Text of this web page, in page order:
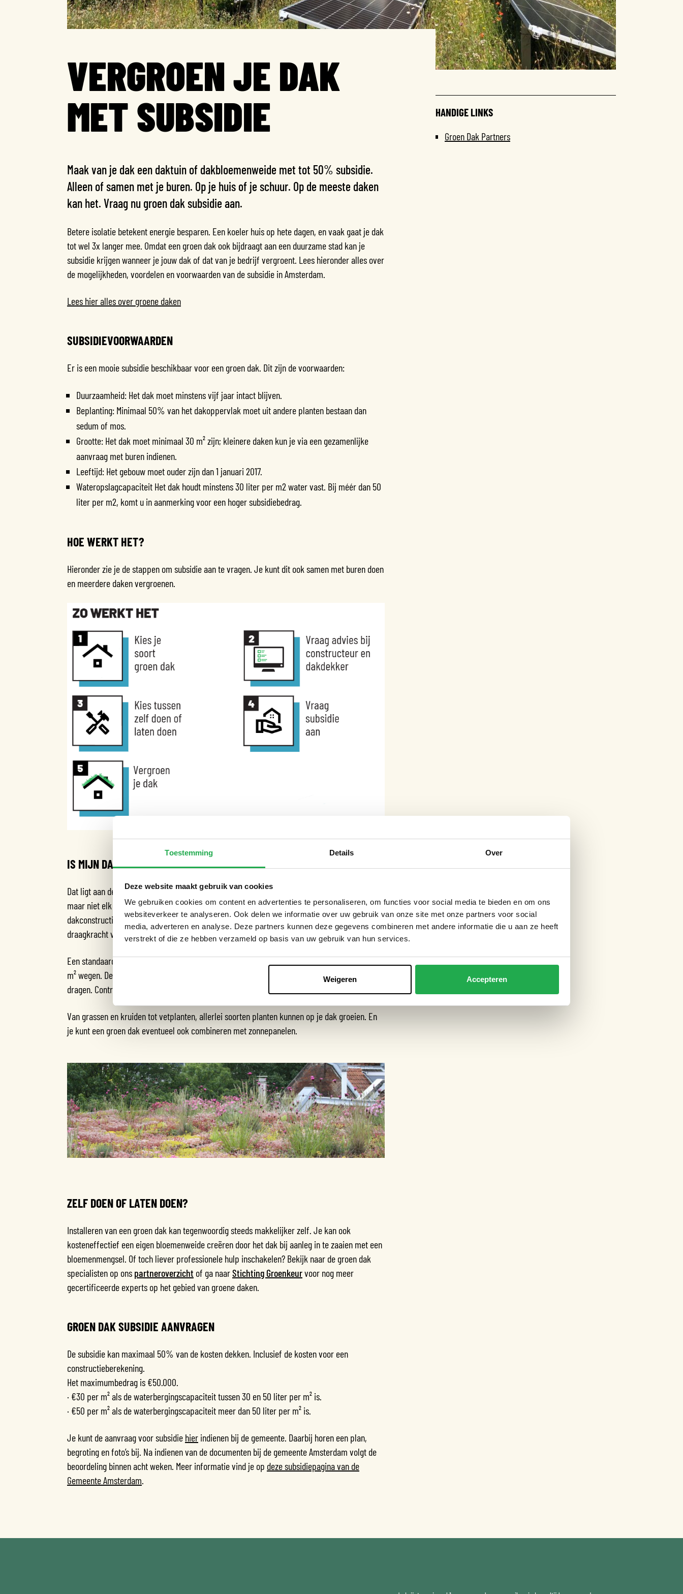
Toestemming Details Over
Deze website maakt gebruik van cookies
We gebruiken cookies om content en advertenties te personaliseren, om functies voor social media te bieden en om ons
websiteverkeer te analyseren. Ook delen we informatie over uw gebruik van onze site met onze partners voor social
media, adverteren en analyse. Deze partners kunnen deze gegevens combineren met andere informatie die u aan ze heeft
verstrekt of die ze hebben verzameld op basis van uw gebruik van hun services.
Weigeren Accepteren
VERGROEN JE DAK
MET SUBSIDIE
Maak van je dak een daktuin of dakbloemenweide met tot 50% subsidie.
Alleen of samen met je buren. Op je huis of je schuur. Op de meeste daken
kan het. Vraag nu groen dak subsidie aan.
Betere isolatie betekent energie besparen. Een koeler huis op hete dagen, en vaak gaat je dak
tot wel 3x langer mee. Omdat een groen dak ook bijdraagt aan een duurzame stad kan je
subsidie krijgen wanneer je jouw dak of dat van je bedrijf vergroent. Lees hieronder alles over
de mogelijkheden, voordelen en voorwaarden van de subsidie in Amsterdam.
Lees hier alles over groene daken
SUBSIDIEVOORWAARDEN
Er is een mooie subsidie beschikbaar voor een groen dak. Dit zijn de voorwaarden:
Duurzaamheid: Het dak moet minstens vijf jaar intact blijven.
Beplanting: Minimaal 50% van het dakoppervlak moet uit andere planten bestaan dan
sedum of mos.
Grootte: Het dak moet minimaal 30 m² zijn; kleinere daken kun je via een gezamenlijke
aanvraag met buren indienen.
Leeftijd: Het gebouw moet ouder zijn dan 1 januari 2017.
Wateropslagcapaciteit Het dak houdt minstens 30 liter per m2 water vast. Bij méér dan 50
liter per m2, komt u in aanmerking voor een hoger subsidiebedrag.
HOE WERKT HET?
Hieronder zie je de stappen om subsidie aan te vragen. Je kunt dit ook samen met buren doen
en meerdere daken vergroenen.
IS MIJN DAK GESCHIKT?
Dat ligt aan de draagkracht van je dak. Platte of licht hellende daken zijn het meest geschikt,
maar niet elk dak is geschikt voor vergroening. Een groen dak vereist een bepaalde
dakconstructie, vooral bij daken met een beperkte draagkracht. Dus check vooraf de
draagkracht van jouw dak en vraag advies aan een specialist of constructeur.
Een standaard groen dak weegt ongeveer 80 kg per m². Een daktuin kan meer dan 500 kg per
m² wegen. De meeste platte daken in Nederland kunnen een belasting van 100 kg per m²
dragen. Controleer altijd de draagkracht van jouw dak voordat je een groen dak aanlegt.
Van grassen en kruiden tot vetplanten, allerlei soorten planten kunnen op je dak groeien. En
je kunt een groen dak eventueel ook combineren met zonnepanelen.
ZELF DOEN OF LATEN DOEN?
Installeren van een groen dak kan tegenwoordig steeds makkelijker zelf. Je kan ook
kosteneffectief een eigen bloemenweide creëren door het dak bij aanleg in te zaaien met een
bloemenmengsel. Of toch liever professionele hulp inschakelen? Bekijk naar de groen dak
specialisten op ons partneroverzicht of ga naarStichting Groenkeurvoor nog meer
gecertificeerde experts op het gebied van groene daken.
GROEN DAK SUBSIDIE AANVRAGEN
De subsidie kan maximaal 50% van de kosten dekken. Inclusief de kosten voor een
constructieberekening.
Het maximumbedrag is €50.000.
· €30 per m² als de waterbergingscapaciteit tussen 30 en 50 liter per m² is.
· €50 per m² als de waterbergingscapaciteit meer dan 50 liter per m² is.
Je kunt de aanvraag voor subsidie hier indienen bij de gemeente. Daarbij horen een plan,
begroting en foto’s bij. Na indienen van de documenten bij de gemeente Amsterdam volgt de
beoordeling binnen acht weken. Meer informatie vind je op deze subsidiepagina van de
Gemeente Amsterdam.
HANDIGE LINKS
Groen Dak Partners